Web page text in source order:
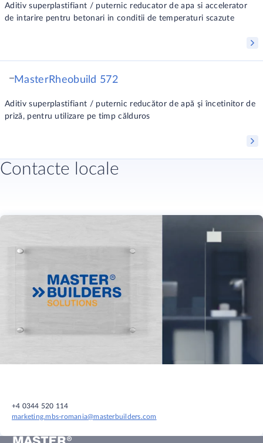
Aditiv superplastifiant / puternic reducator de apa si accelerator
de intarire pentru betonari in conditii de temperaturi scazute
MasterRheobuild 572
Aditiv superplastifiant / puternic reducător de apă şi încetinitor de
priză, pentru utilizare pe timp călduros
Contacte locale
+4 0344 520 114
marketing.mbs-romania@masterbuilders.com